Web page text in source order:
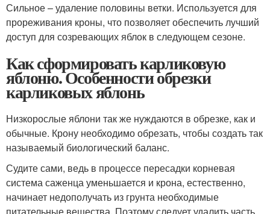
Сильное – удаление половины ветки. Используется для
прореживания кроны, что позволяет обеспечить лучший
доступ для созревающих яблок в следующем сезоне.
Как сформировать карликовую
яблоню. Особенности обрезки
карликовых яблонь
Низкорослые яблони так же нуждаются в обрезке, как и
обычные. Крону необходимо обрезать, чтобы создать так
называемый биологический баланс.
Судите сами, ведь в процессе пересадки корневая
система саженца уменьшается и крона, естественно,
начинает недополучать из грунта необходимые